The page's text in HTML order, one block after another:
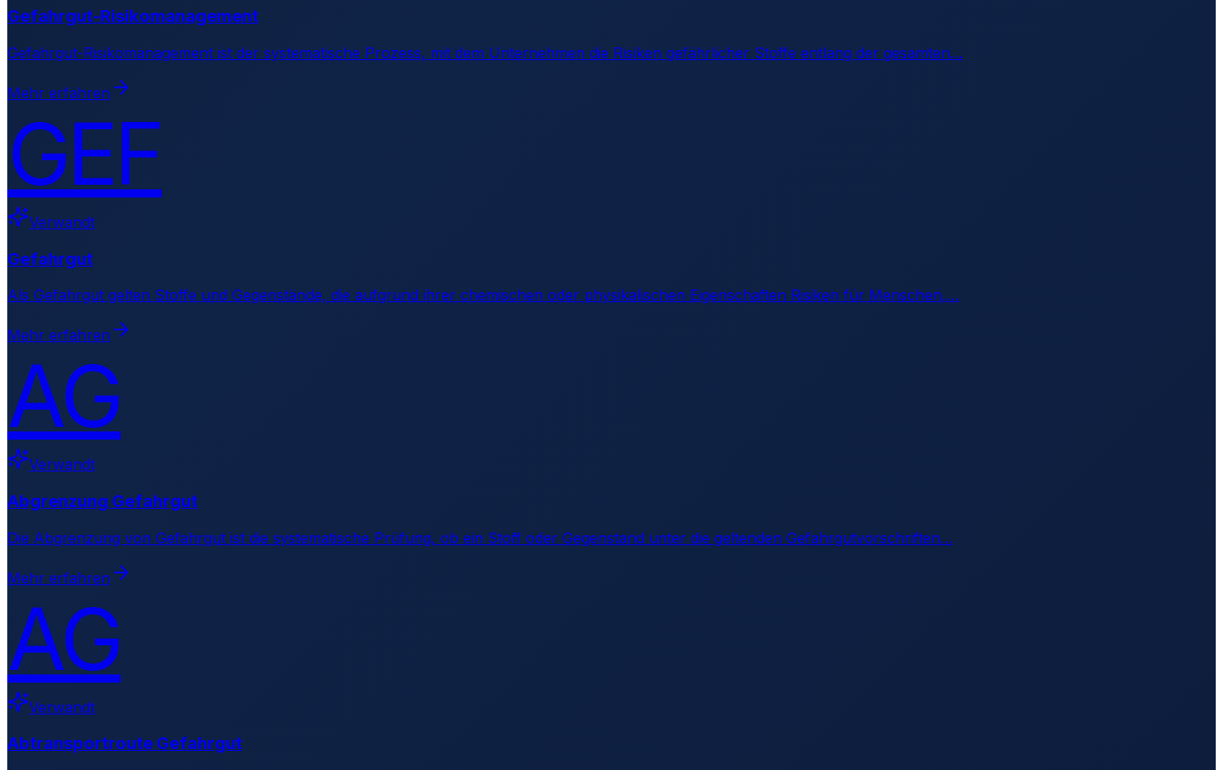
Gefahrgut-Risikomanagement
Gefahrgut-Risikomanagement ist der systematische Prozess, mit dem Unternehmen die Risiken gefährlicher Stoffe entlang der gesamten…
Mehr erfahren
GEF
Verwandt
Gefahrgut
Als Gefahrgut gelten Stoffe und Gegenstände, die aufgrund ihrer chemischen oder physikalischen Eigenschaften Risiken für Menschen,…
Mehr erfahren
AG
Verwandt
Abgrenzung Gefahrgut
Die Abgrenzung von Gefahrgut ist die systematische Prüfung, ob ein Stoff oder Gegenstand unter die geltenden Gefahrgutvorschriften…
Mehr erfahren
AG
Verwandt
Abtransportroute Gefahrgut